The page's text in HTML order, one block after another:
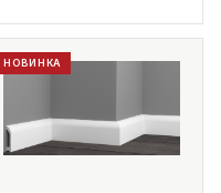
НОВИНКА